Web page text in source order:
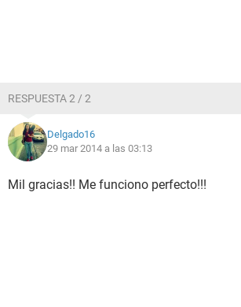
RESPUESTA 2 / 2
Delgado16
29 mar 2014 a las 03:13
Mil gracias!! Me funciono perfecto!!!